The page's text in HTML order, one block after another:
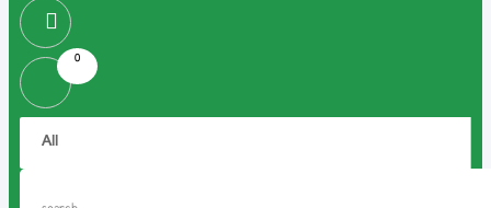
0